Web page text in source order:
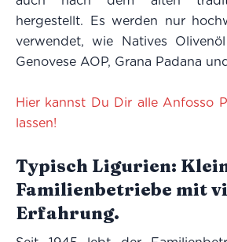
hergestellt. Es werden nur
verwendet, wie Natives
Genovese AOP, Grana Padana
Hier kannst Du Dir alle Anfosso
lassen!
Typisch Ligurien:
Familienbetriebe mit
Erfahrung.